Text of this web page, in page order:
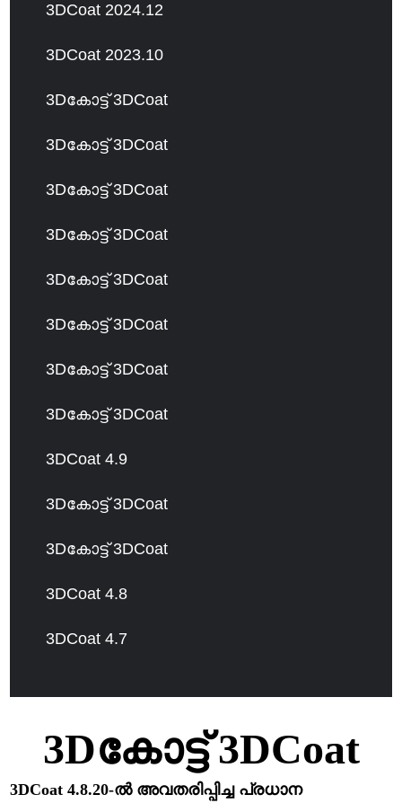
3DCoat 2024.12
3DCoat 2023.10
3Dകോട്ട് 3DCoat
3Dകോട്ട് 3DCoat
3Dകോട്ട് 3DCoat
3Dകോട്ട് 3DCoat
3Dകോട്ട് 3DCoat
3Dകോട്ട് 3DCoat
3Dകോട്ട് 3DCoat
3Dകോട്ട് 3DCoat
3DCoat 4.9
3Dകോട്ട് 3DCoat
3Dകോട്ട് 3DCoat
3DCoat 4.8
3DCoat 4.7
3Dകോട്ട് 3DCoat
3DCoat 4.8.20-ൽ അവതരിപ്പിച്ച പ്രധാന